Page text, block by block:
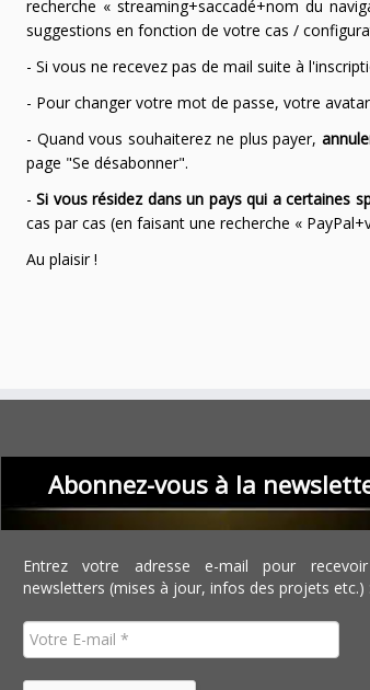
recherche « streaming+saccadé+nom du
suggestions en fonction de votre cas /
- Si vous ne recevez pas de mail suite à
- Pour changer votre mot de passe, votre
- Quand vous souhaiterez ne plus payer,
page "Se désabonner".
-Si vous résidez dans un pays qui a certaines
cas par cas (en faisant une recherche «
Au plaisir !
Abonnez-vous à la
Entrez votre adresse e-mail pour
newsletters (mises à jour, infos des projets etc.) :